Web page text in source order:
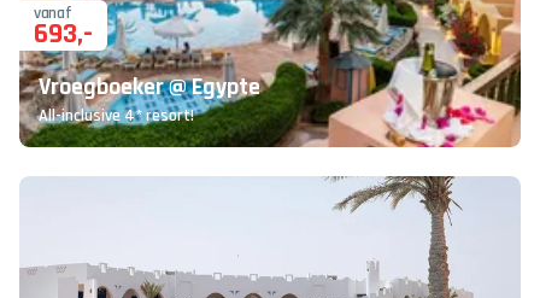
vanaf
693,-
Vroegboeker @ Egypte
All-inclusive 4* resort!